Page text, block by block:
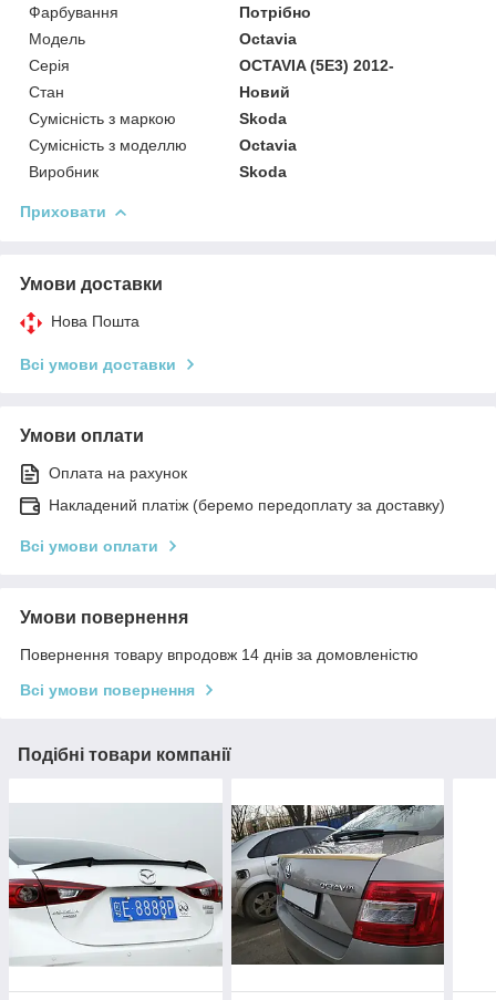
Фарбування
Потрібно
Модель
Octavia
Серія
OCTAVIA (5E3) 2012-
Стан
Новий
Сумісність з маркою
Skoda
Сумісність з моделлю
Octavia
Виробник
Skoda
Приховати
Умови доставки
Нова Пошта
Всі умови доставки
Умови оплати
Оплата на рахунок
Накладений платіж (беремо передоплату за доставку)
Всі умови оплати
Умови повернення
Повернення товару впродовж 14 днів за домовленістю
Всі умови повернення
Подібні товари компанії